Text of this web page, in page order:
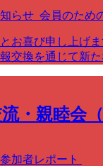
らせ 会員のため
喜び申し上げ
交換を通じて新
・親睦会（
加者レポート